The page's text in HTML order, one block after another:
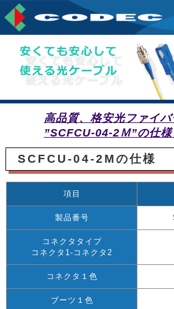
高品質、格安光ファイ
”SCFCU-04-2Ｍ”の仕
SCFCU-04-2Mの仕様
項目
製品番号
コネクタタイプ
コネクタ1-コネクタ2
コネクタ１色
ブーツ１色